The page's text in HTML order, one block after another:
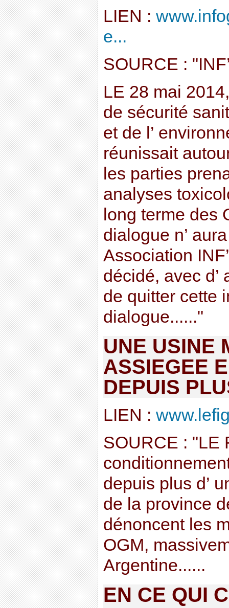
LIEN :
e...
SOURCE :
LE 28 mai
de sécurité
et de l’
réunissait
les parties
analyses
long terme des
dialogue n’
Association
décidé, avec d’
de quitter cette
dialogue......"
UNE USINE
ASSIEGEE
DEPUIS
LIEN :
SOURCE : "LE
depuis plus d’
de la province
dénoncent les
OGM,
Argentine......
EN CE QUI